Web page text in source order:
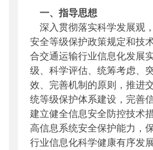
一、指导思想
深入贯彻落实科学发展观
安全等级保护政策规定和技
合交通运输行业信息化发展
级、科学评估、统筹考虑、
效、完善机制的原则，推进
统等级保护体系建设，完善
建立健全信息安全防控技术
高信息系统安全保护能力，
行业信息化科学健康有序发展